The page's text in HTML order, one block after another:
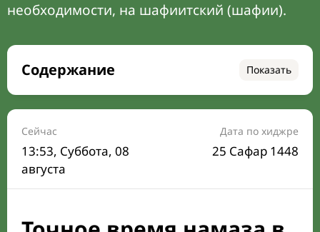
необходимости, на шафиитский (шафии).
Содержание Показать
Время намаза на сегодня
Расписание на месяц
Время Сухура и Ифтара на сегодня
Календарь рамадана
Мечети и молельные комнаты
Сейчас
13:53, Суббота, 08
августа
Дата по хиджре
25 Сафар 1448